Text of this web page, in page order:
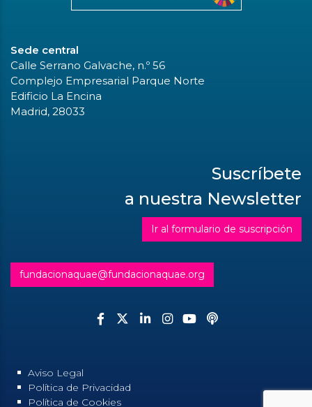
Sede central
Calle Serrano Galvache, n.º 56
Complejo Empresarial Parque Norte
Edificio La Encina
Madrid, 28033
Suscríbete
a nuestra Newsletter
Ir al formulario de suscripción
fundacionaquae@fundacionaquae.org
Aviso Legal
Política de Privacidad
Política de Cookies